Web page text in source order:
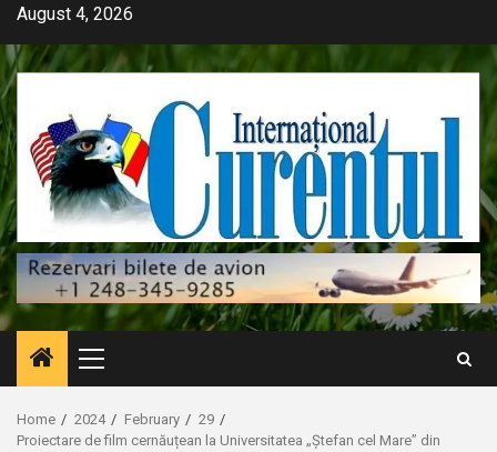
Skip
content
August 4, 2026
Primary
Menu
Home 2024 February
29
Proiectare de film cernăuțean la Universitatea „Ștefan cel Mare” din